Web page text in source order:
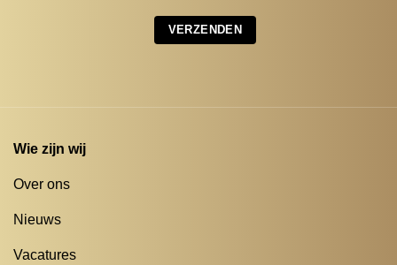
Wie zijn wij
Over ons
Nieuws
Vacatures